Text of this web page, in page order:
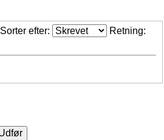
Sorter efter: Retning: